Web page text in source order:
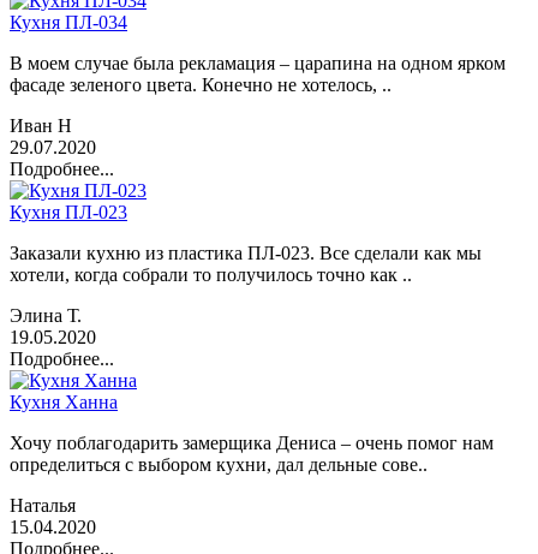
Кухня ПЛ-034
В моем случае была рекламация – царапина на одном ярком
фасаде зеленого цвета. Конечно не хотелось, ..
Иван Н
29.07.2020
Подробнее...
Кухня ПЛ-023
Заказали кухню из пластика ПЛ-023. Все сделали как мы
хотели, когда собрали то получилось точно как ..
Элина Т.
19.05.2020
Подробнее...
Кухня Ханна
Хочу поблагодарить замерщика Дениса – очень помог нам
определиться с выбором кухни, дал дельные сове..
Наталья
15.04.2020
Подробнее...